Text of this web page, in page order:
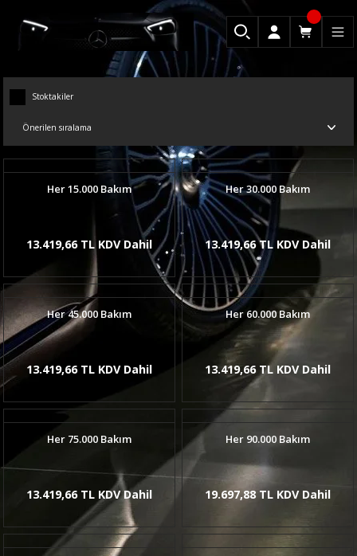
Stoktakiler
Her 15.000 Bakım
13.419,66 TL KDV Dahil
Her 30.000 Bakım
13.419,66 TL KDV Dahil
Her 45.000 Bakım
13.419,66 TL KDV Dahil
Her 60.000 Bakım
13.419,66 TL KDV Dahil
Her 75.000 Bakım
13.419,66 TL KDV Dahil
Her 90.000 Bakım
19.697,88 TL KDV Dahil